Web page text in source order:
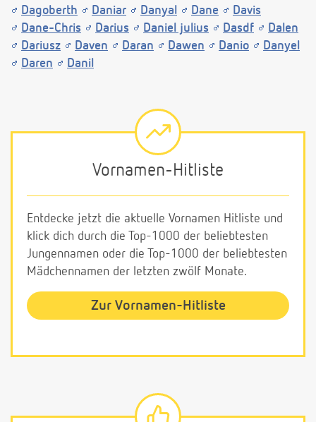
Dagoberth
Daniar Danyal Dane
Davis
Dane-Chris
Darius Daniel julius Dasdf
Dalen
Dariusz
Daven Daran Dawen Danio
Danyel
Daren
Danil
Vornamen-Hitliste
Entdecke jetzt die aktuelle Vornamen Hitliste und
klick dich durch die Top-1000 der beliebtesten
Jungennamen oder die Top-1000 der beliebtesten
Mädchennamen der letzten zwölf Monate.
Zur Vornamen-Hitliste